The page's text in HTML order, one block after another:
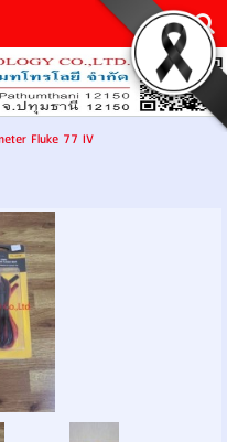
Fluke 77 IV